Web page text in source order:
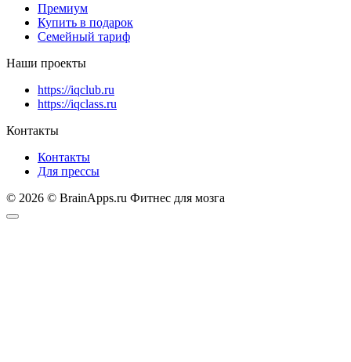
Премиум
Купить в подарок
Семейный тариф
Наши проекты
https://iqclub.ru
https://iqclass.ru
Контакты
Контакты
Для прессы
© 2026 © BrainApps.ru Фитнес для мозга